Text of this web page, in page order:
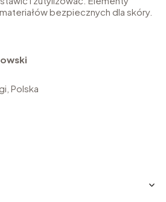
bezpiecznych dla skóry.
Polska